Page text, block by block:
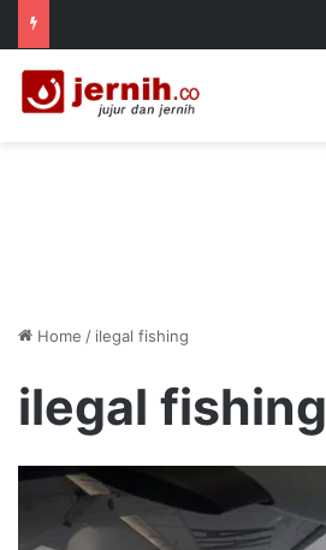
Home / ilegal fishing
ilegal fishing